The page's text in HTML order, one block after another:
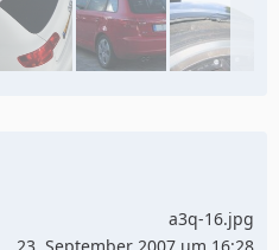
a3q-16.jpg
23. September 2007 um 16:28